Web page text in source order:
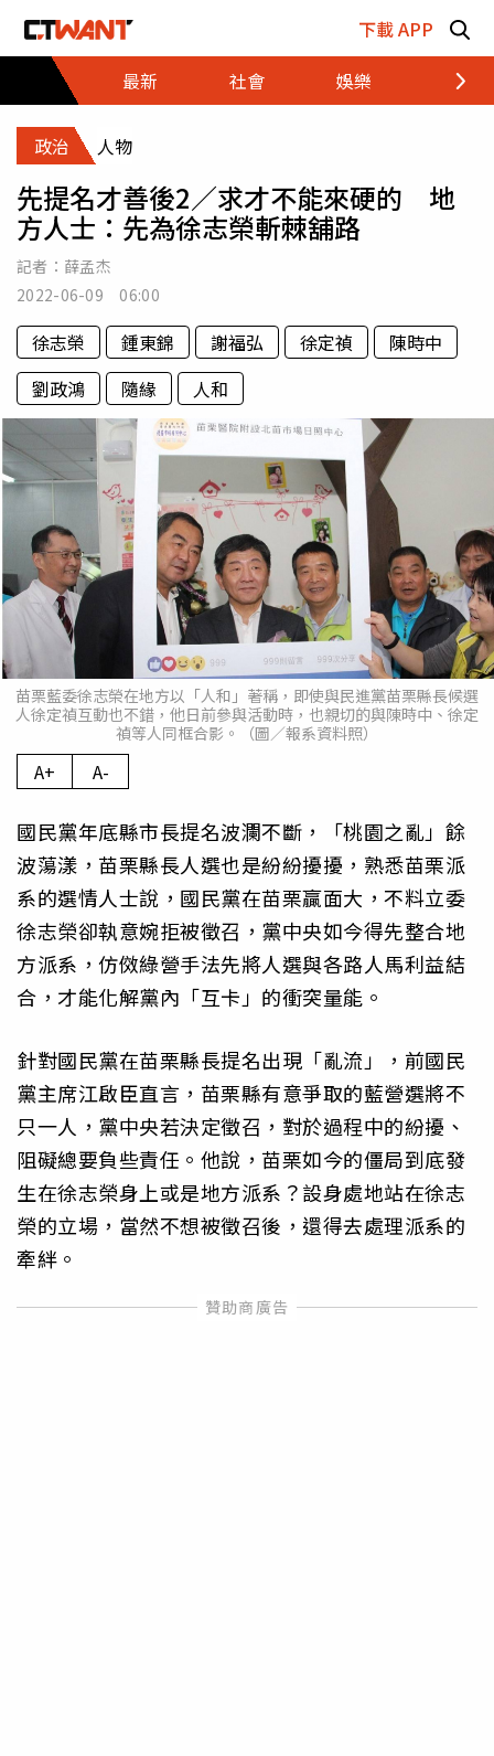
下載 APP
最新
社會 娛樂 財經
政治 人物
先提名才善後2／求才不能來硬的 地
方人士：先為徐志榮斬棘舖路
記者： 薛孟杰
2022-06-09 06:00
徐志榮 鍾東錦 謝福弘 徐定禎
陳時中
劉政鴻
隨緣 人和
苗栗藍委徐志榮在地方以「人和」著稱，即使與民進黨苗栗縣長候選
人徐定禎互動也不錯，他日前參與活動時，也親切的與陳時中、徐定
禎等人同框合影。（圖／報系資料照）
A+ A-
國民黨年底縣市長提名波瀾不斷，「桃園之亂」餘
波蕩漾，苗栗縣長人選也是紛紛擾擾，熟悉苗栗派
系的選情人士說，國民黨在苗栗贏面大，不料立委
徐志榮卻執意婉拒被徵召，黨中央如今得先整合地
方派系，仿傚綠營手法先將人選與各路人馬利益結
合，才能化解黨內「互卡」的衝突量能。
針對國民黨在苗栗縣長提名出現「亂流」，前國民
黨主席江啟臣直言，苗栗縣有意爭取的藍營選將不
只一人，黨中央若決定徵召，對於過程中的紛擾、
阻礙總要負些責任。他說，苗栗如今的僵局到底發
生在徐志榮身上或是地方派系？設身處地站在徐志
榮的立場，當然不想被徵召後，還得去處理派系的
牽絆。